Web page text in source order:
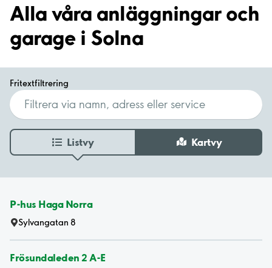
Alla våra anläggningar och
garage i Solna
Fritextfiltrering
Listvy Kartvy
P-hus Haga Norra
Sylvangatan 8
Frösundaleden 2 A-E